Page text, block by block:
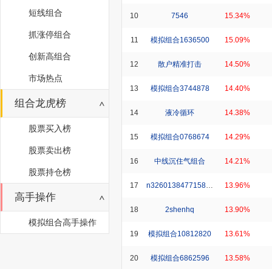
短线组合
抓涨停组合
创新高组合
市场热点
组合龙虎榜
股票买入榜
股票卖出榜
股票持仓榜
高手操作
模拟组合高手操作
10 7546 15.34%
11 模拟组合1636500 15.09%
12 散户精准打击 14.50%
13 模拟组合3744878 14.40%
14 液冷循环 14.38%
15 模拟组合0768674 14.29%
16 中线沉住气组合 14.21%
17 n326013847715830_1 13.96%
18 2shenhq 13.90%
19 模拟组合10812820 13.61%
20 模拟组合6862596 13.58%